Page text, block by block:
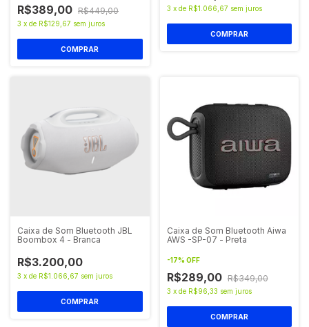
R$389,00 R$449,00
3 x de R$129,67 sem juros
3 x de R$1.066,67 sem juros
Caixa de Som Bluetooth JBL
Boombox 4 - Branca
R$3.200,00
3 x de R$1.066,67 sem juros
Caixa de Som Bluetooth Aiwa
AWS -SP-07 - Preta
-17% OFF
R$289,00 R$349,00
3 x de R$96,33 sem juros